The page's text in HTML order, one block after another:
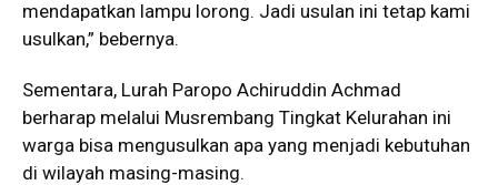
mendapatkan lampu lorong. Jadi usulan ini tetap kami
usulkan,” bebernya.
Sementara, Lurah Paropo Achiruddin Achmad
berharap melalui Musrembang Tingkat Kelurahan ini
warga bisa mengusulkan apa yang menjadi kebutuhan
di wilayah masing-masing.